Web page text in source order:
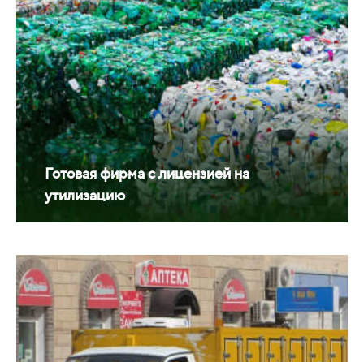
Готовая фирма с лицензией на
утилизацию